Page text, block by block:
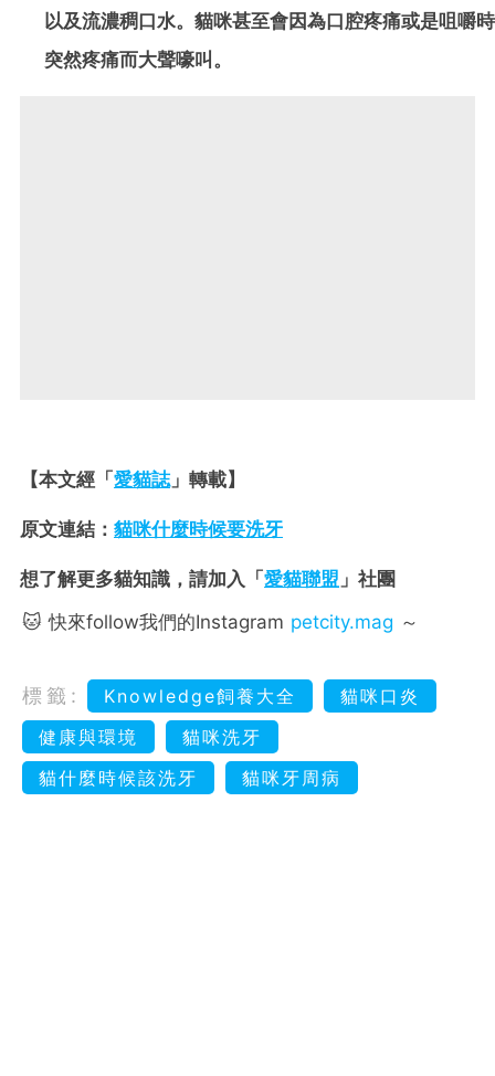
以及流濃稠口水。貓咪甚至會因為口腔疼痛或是咀嚼時
突然疼痛而大聲嚎叫。
【本文經「愛貓誌」轉載】
原文連結： 貓咪什麼時候要洗牙
想了解更多貓知識，請加入「愛貓聯盟 」社團
🐱 快來follow我們的Instagram petcity.mag ～
標籤: Knowledge飼養大全
貓咪口炎
健康與環境
貓咪洗牙
貓什麼時候該洗牙
貓咪牙周病